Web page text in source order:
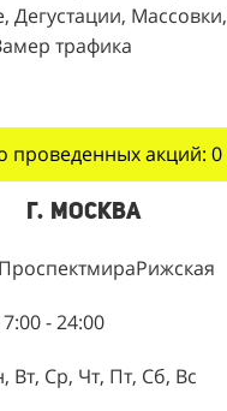
Дегустации, Массовки,
трафика
проведенных акций: 0
г. Москва
- 24:00
Вт, Ср, Чт, Пт, Сб, Вс